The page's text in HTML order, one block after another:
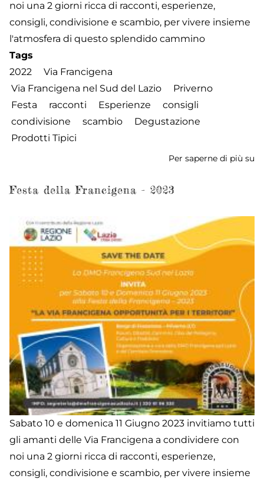
noi una 2 giorni ricca di racconti, esperienze,
consigli, condivisione e scambio, per vivere insieme
l'atmosfera di questo splendido cammino
Tags
2022
Via Francigena
Via Francigena nel Sud del Lazio
Priverno
Festa
racconti Esperienze
consigli
condivisione
scambio
Degustazione
Prodotti Tipici
Per saperne di più su
Festa della Francigena - 2023
Sabato 10 e domenica 11 Giugno 2023 invitiamo tutti
gli amanti delle Via Francigena a condividere con
noi una 2 giorni ricca di racconti, esperienze,
consigli, condivisione e scambio, per vivere insieme